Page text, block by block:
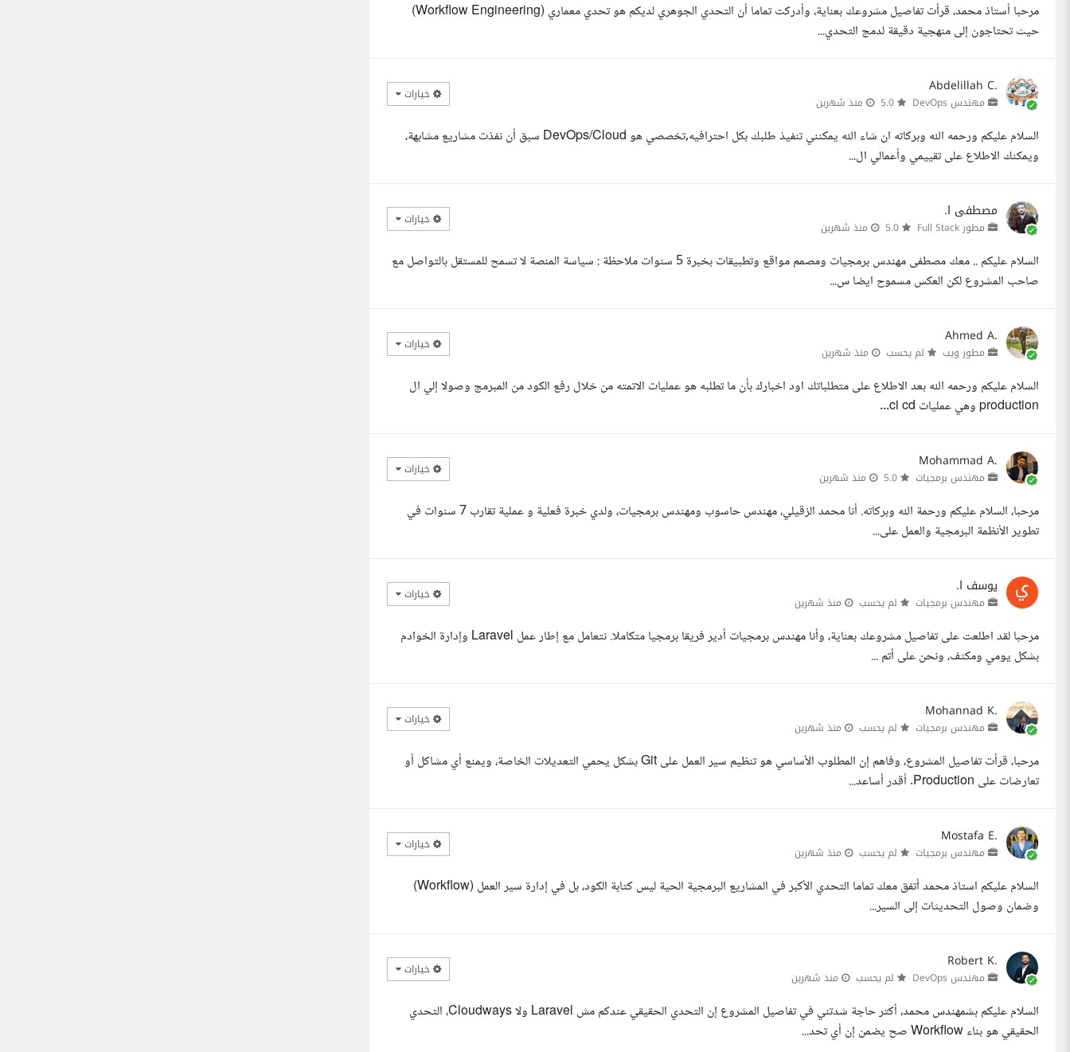
مرحبا أستاذ محمد، قرأت تفاصيل مشروعك بعناية، وأدركت تماما أن التحدي الجوهري لديكم هو تحدي معماري (Workflow Engineering)
حيث تحتاجون إلى منهجية دقيقة لدمج التحدي...
Abdelillah C.
مهندس DevOps منذ شهرين خيارات
السلام عليكم ورحمه الله وبركاته ان شاء الله يمكنني تنفيذ طلبك بكل احترافيه,تخصصي هو DevOps/Cloud سبق أن نفذت مشاريع مشابهة،
ويمكنك الاطلاع على تقييمي وأعمالي ال...
مصطفى ا.
مطور Full Stack منذ شهرين خيارات
السلام عليكم .. معك مصطفى مهندس برمجيات ومصمم مواقع وتطبيقات بخبرة 5 سنوات ملاحظة : سياسة المنصة لا تسمح للمستقل بالتواصل مع
صاحب المشروع لكن العكس مسموح ايضا س...
Ahmed A.
مطور ويب لم يحسب منذ شهرين خيارات
السلام عليكم ورحمه الله بعد الاطلاع على متطلباتك اود اخبارك بأن ما تطلبه هو عمليات الاتمته من خلال رفع الكود من المبرمج وصولا إلي ال
production وهي عمليات ci cd...
Mohammad A.
مهندس برمجيات منذ شهرين خيارات
مرحبا، السلام عليكم ورحمة الله وبركاته. أنا محمد الزقيلي، مهندس حاسوب ومهندس برمجيات، ولدي خبرة فعلية و عملية تقارب 7 سنوات في
تطوير الأنظمة البرمجية والعمل على...
يوسف ا.
مهندس برمجيات لم يحسب منذ شهرين خيارات
مرحبا لقد اطلعت على تفاصيل مشروعك بعناية، وأنا مهندس برمجيات أدير فريقا برمجيا متكاملا. نتعامل مع إطار عمل Laravel وإدارة الخوادم
بشكل يومي ومكثف، ونحن على أتم ...
Mohannad K.
مهندس برمجيات لم يحسب منذ شهرين خيارات
مرحبا، قرأت تفاصيل المشروع، وفاهم إن المطلوب الأساسي هو تنظيم سير العمل على Git بشكل يحمي التعديلات الخاصة، ويمنع أي مشاكل أو
تعارضات على Production. أقدر أساعد...
Mostafa E.
مهندس برمجيات لم يحسب منذ شهرين خيارات
السلام عليكم استاذ محمد أتفق معك تماما التحدي الأكبر في المشاريع البرمجية الحية ليس كتابة الكود، بل في إدارة سير العمل (Workflow)
وضمان وصول التحديثات إلى السير...
Robert K.
مهندس DevOps لم يحسب منذ شهرين خيارات
السلام عليكم بشمهندس محمد، أكتر حاجة شدتني في تفاصيل المشروع إن التحدي الحقيقي عندكم مش Laravel ولا Cloudways، التحدي
الحقيقي هو بناء Workflow صح يضمن إن أي تحد...